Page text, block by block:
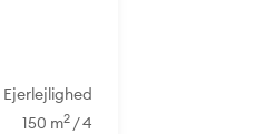
Ejerlejlighed
150 m2 / 4